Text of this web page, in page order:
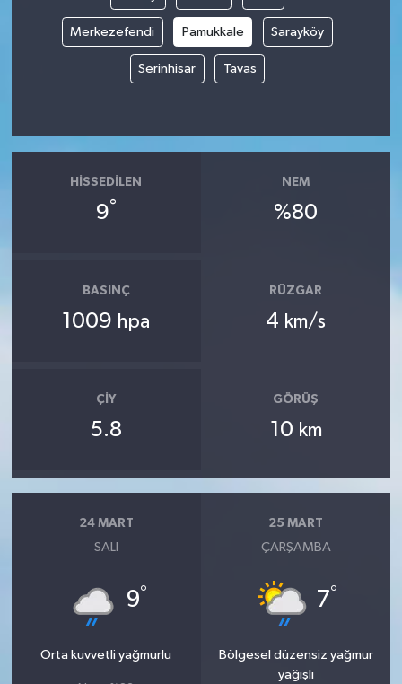
Merkezefendi Pamukkale Sarayköy
Serinhisar Tavas
HISSEDILEN
9°
NEM
%80
BASINÇ
1009 hpa
RÜZGAR
4 km/s
ÇIY
5.8
GÖRÜŞ
10 km
24 MART
SALI
9°
Orta kuvvetli yağmurlu
25 MART
ÇARŞAMBA
7°
Bölgesel düzensiz yağmur
yağışlı